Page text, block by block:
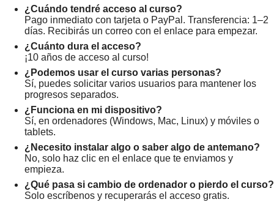
¿Cuándo tendré acceso al curso?
Pago inmediato con tarjeta o PayPal. Transferencia: 1–2
días. Recibirás un correo con el enlace para empezar.
¿Cuánto dura el acceso?
¡10 años de acceso al curso!
¿Podemos usar el curso varias personas?
Sí, puedes solicitar varios usuarios para mantener los
progresos separados.
¿Funciona en mi dispositivo?
Sí, en ordenadores (Windows, Mac, Linux) y móviles o
tablets.
¿Necesito instalar algo o saber algo de antemano?
No, solo haz clic en el enlace que te enviamos y
empieza.
¿Qué pasa si cambio de ordenador o pierdo el curso?
Solo escríbenos y recuperarás el acceso gratis.